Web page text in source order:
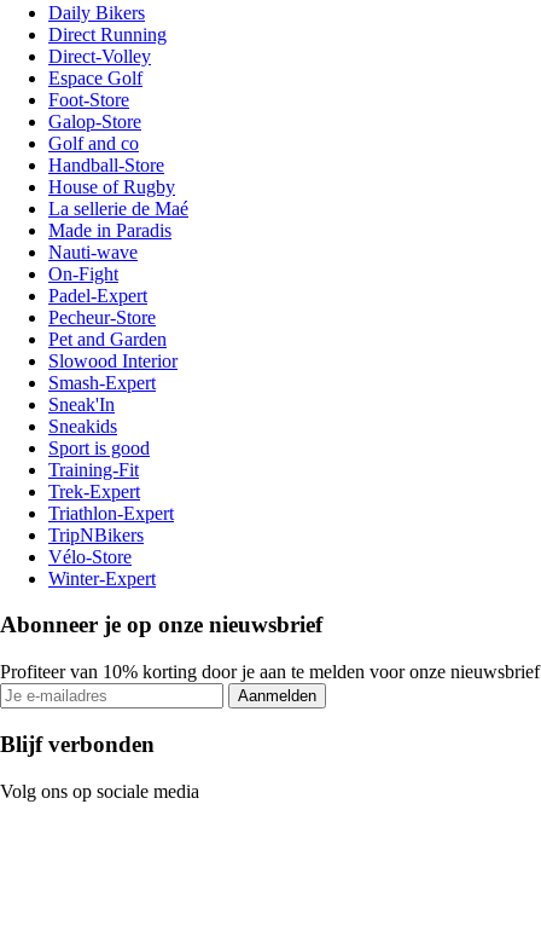
Daily Bikers
Direct Running
Direct-Volley
Espace Golf
Foot-Store
Galop-Store
Golf and co
Handball-Store
House of Rugby
La sellerie de Maé
Made in Paradis
Nauti-wave
On-Fight
Padel-Expert
Pecheur-Store
Pet and Garden
Slowood Interior
Smash-Expert
Sneak'In
Sneakids
Sport is good
Training-Fit
Trek-Expert
Triathlon-Expert
TripNBikers
Vélo-Store
Winter-Expert
Abonneer je op onze nieuwsbrief
Profiteer van 10% korting door je aan te melden voor onze nieuwsbrief
Aanmelden
Blijf verbonden
Volg ons op sociale media